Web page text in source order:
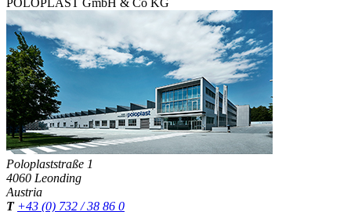
Poloplaststraße 1
4060 Leonding
Austria
T +43 (0) 732 / 38 86 0